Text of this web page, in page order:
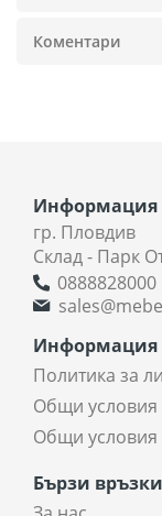
Коментари
Информация
гр. Пловдив
Склад - Парк
0888828000
Информация
Политика за
Общи условия
Общи условия
Бързи връзки